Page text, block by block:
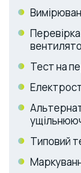
Тест на
Типовий